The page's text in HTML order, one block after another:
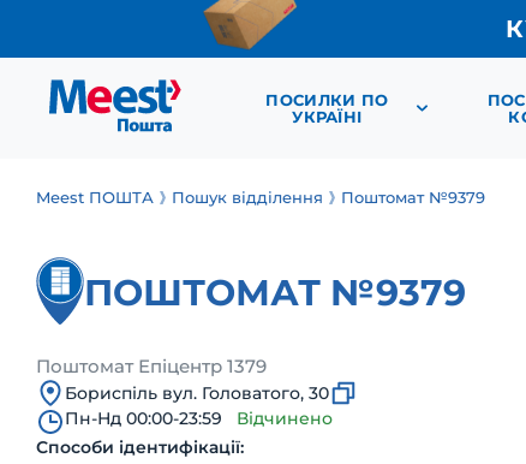
ПОСИЛКИ ПО
УКРАЇНІ
Meest ПОШТА Пошук відділення Поштомат №9379
ПОШТОМАТ №9379
Поштомат Епіцентр 1379
Бориспіль вул. Головатого, 30
Пн-Нд 00:00-23:59
Відчинено
Способи ідентифікації: